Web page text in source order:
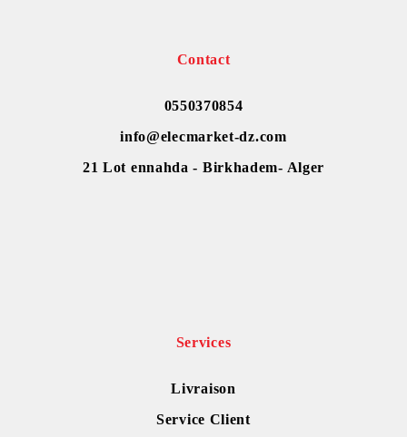
Contact
0550370854
info@elecmarket-dz.com
21 Lot ennahda - Birkhadem- Alger
Services
Livraison
Service Client